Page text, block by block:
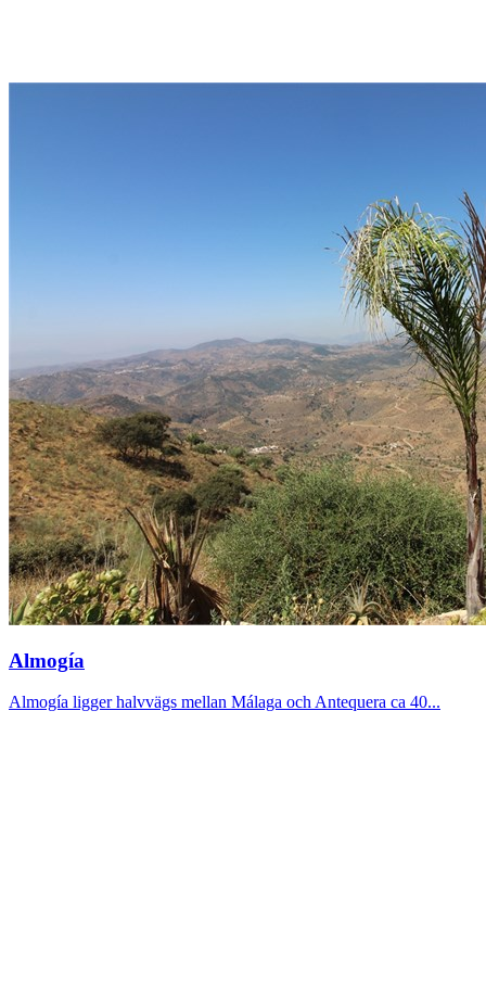
Almogía
Almogía ligger halvvägs mellan Málaga och Antequera ca 40...